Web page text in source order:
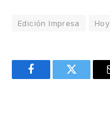
Edición Impresa Hoy
FacebookTwitter